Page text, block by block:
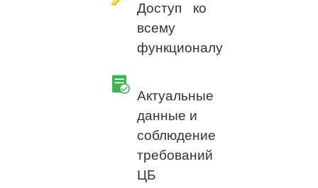
Доступ ко
всему
функционалу
Актуальные
данные и
соблюдение
требований
ЦБ